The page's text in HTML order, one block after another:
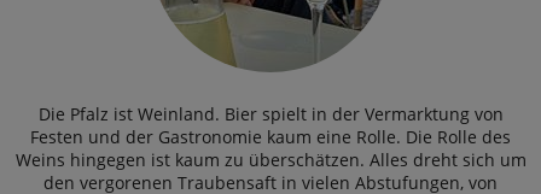
Die Pfalz ist Weinland. Bier spielt in der Vermarktung von
Festen und der Gastronomie kaum eine Rolle. Die Rolle des
Weins hingegen ist kaum zu überschätzen. Alles dreht sich um
den vergorenen Traubensaft in vielen Abstufungen, von